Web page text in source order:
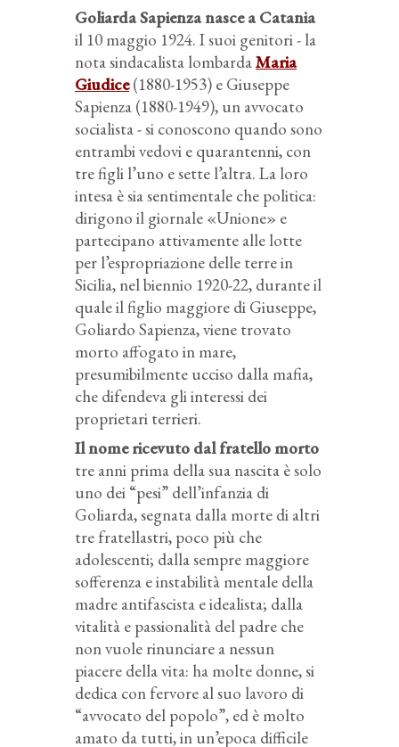
Goliarda Sapienza nasce a Catania
il 10 maggio 1924. I suoi genitori - la
nota sindacalista lombardaMaria
Giudice(1880-1953) e Giuseppe
Sapienza (1880-1949), un avvocato
socialista - si conoscono quando sono
entrambi vedovi e quarantenni, con
tre figli l’uno e sette l’altra. La loro
intesa è sia sentimentale che politica:
dirigono il giornale «Unione» e
partecipano attivamente alle lotte
per l’espropriazione delle terre in
Sicilia, nel biennio 1920-22, durante il
quale il figlio maggiore di Giuseppe,
Goliardo Sapienza, viene trovato
morto affogato in mare,
presumibilmente ucciso dalla mafia,
che difendeva gli interessi dei
proprietari terrieri.
Il nome ricevuto dal fratello morto
tre anni prima della sua nascita è solo
uno dei “pesi” dell’infanzia di
Goliarda, segnata dalla morte di altri
tre fratellastri, poco più che
adolescenti; dalla sempre maggiore
sofferenza e instabilità mentale della
madre antifascista e idealista; dalla
vitalità e passionalità del padre che
non vuole rinunciare a nessun
piacere della vita: ha molte donne, si
dedica con fervore al suo lavoro di
“avvocato del popolo”, ed è molto
amato da tutti, in un’epoca difficile